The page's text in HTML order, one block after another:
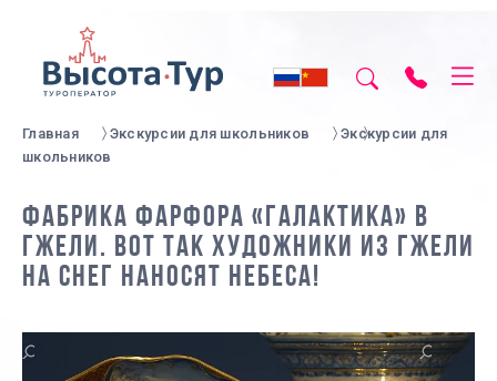
Главная Экскурсии для школьников
Экскурсии для
школьников
ФАБРИКА ФАРФОРА «ГАЛАКТИКА» В
ГЖЕЛИ. ВОТ ТАК ХУДОЖНИКИ ИЗ ГЖЕЛИ
НА СНЕГ НАНОСЯТ НЕБЕСА!